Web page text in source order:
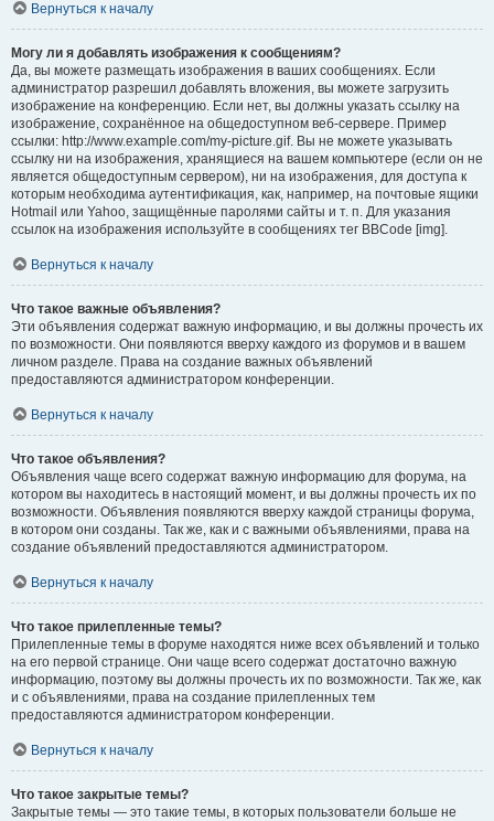
Вернуться к началу
Могу ли я добавлять изображения к сообщениям?
Да, вы можете размещать изображения в ваших сообщениях. Если
администратор разрешил добавлять вложения, вы можете загрузить
изображение на конференцию. Если нет, вы должны указать ссылку на
изображение, сохранённое на общедоступном веб-сервере. Пример
ссылки: http://www.example.com/my-picture.gif. Вы не можете указывать
ссылку ни на изображения, хранящиеся на вашем компьютере (если он не
является общедоступным сервером), ни на изображения, для доступа к
которым необходима аутентификация, как, например, на почтовые ящики
Hotmail или Yahoo, защищённые паролями сайты и т. п. Для указания
ссылок на изображения используйте в сообщениях тег BBCode [img].
Вернуться к началу
Что такое важные объявления?
Эти объявления содержат важную информацию, и вы должны прочесть их
по возможности. Они появляются вверху каждого из форумов и в вашем
личном разделе. Права на создание важных объявлений
предоставляются администратором конференции.
Вернуться к началу
Что такое объявления?
Объявления чаще всего содержат важную информацию для форума, на
котором вы находитесь в настоящий момент, и вы должны прочесть их по
возможности. Объявления появляются вверху каждой страницы форума,
в котором они созданы. Так же, как и с важными объявлениями, права на
создание объявлений предоставляются администратором.
Вернуться к началу
Что такое прилепленные темы?
Прилепленные темы в форуме находятся ниже всех объявлений и только
на его первой странице. Они чаще всего содержат достаточно важную
информацию, поэтому вы должны прочесть их по возможности. Так же, как
и с объявлениями, права на создание прилепленных тем
предоставляются администратором конференции.
Вернуться к началу
Что такое закрытые темы?
Закрытые темы — это такие темы, в которых пользователи больше не